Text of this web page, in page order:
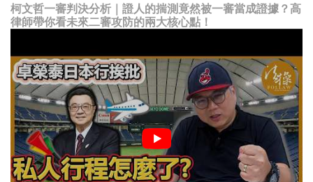
柯文哲一審判決分析｜證人的揣測竟然被一審當成證據？高
律師帶你看未來二審攻防的兩大核心點！